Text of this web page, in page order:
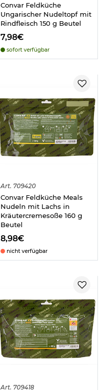
Convar Feldküche
Ungarischer Nudeltopf mit
Rindfleisch 150 g Beutel
7,98€
sofort verfügbar
Art. 709420
Convar Feldküche Meals
Nudeln mit Lachs in
Kräutercremesoße 160 g
Beutel
8,98€
nicht verfügbar
Art. 709418